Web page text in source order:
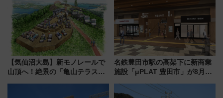
店舗も！】
とめ（石川県）
【気仙沼大島】新モノレールで
山頂へ！絶景の「亀山テラス
暇村のお得な日帰りプランも登
名鉄豊田市駅の高架下に新商業
施設「μPLAT 豊田市」が8月26
たな玄関口へ